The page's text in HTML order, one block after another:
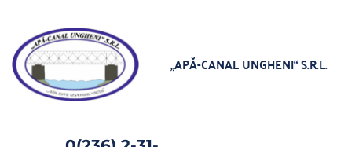
„APĂ-CANAL UNGHENI“ S.R.L.